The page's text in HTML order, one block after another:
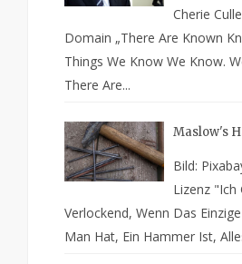
Cherie
Domain „There Are Known
Things We Know We Know.
There Are...
Maslow's
Bild:
Lizenz "Ich
Verlockend, Wenn Das
Man Hat, Ein Hammer Ist,